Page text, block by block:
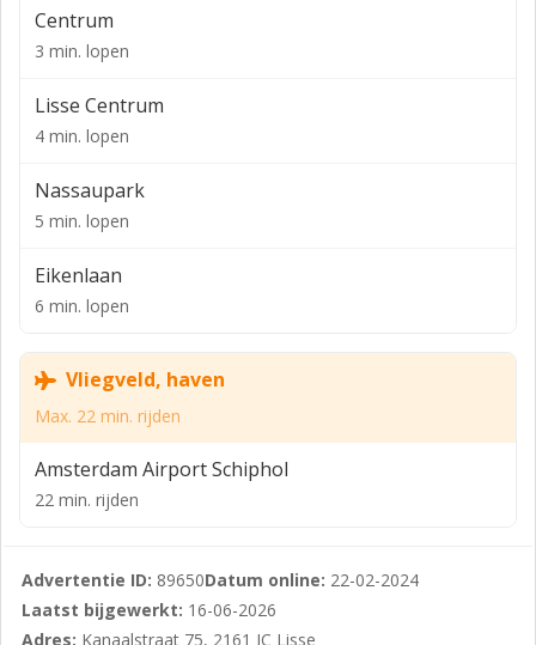
gevestigd, zoals Bristol, C&A, Hema, Blokker, Albert
Heijn, Rituals, ICI Paris etc. Ook bevinden zich in het
OPPERVLAKTEN
KADASTRALE GEGEVENS
Sectie : D
VOORZIENINGEN
Het object is voorzien van systeemplafonds,
verlichting, 2 airco-units, luchtgordijn,
magazijn/kantoor, pantry, toilet, CV met radiatoren.
Het object zal ‘as is, where is’ worden verhuurd.
Ruime gratis parkeergelegenheid in de directe
omgeving.
Centrum
3 min. lopen
Lisse Centrum
4 min. lopen
Nassaupark
5 min. lopen
Eikenlaan
6 min. lopen
Vliegveld, haven
Max. 22 min. rijden
Amsterdam Airport Schiphol
22 min. rijden
Advertentie ID: 89650Datum online: 22-02-2024
Laatst bijgewerkt: 16-06-2026
Adres: Kanaalstraat 75, 2161 JC Lisse